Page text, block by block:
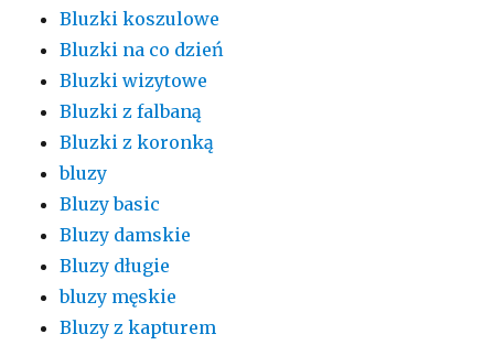
Bluzki koszulowe
Bluzki na co dzień
Bluzki wizytowe
Bluzki z falbaną
Bluzki z koronką
bluzy
Bluzy basic
Bluzy damskie
Bluzy długie
bluzy męskie
Bluzy z kapturem